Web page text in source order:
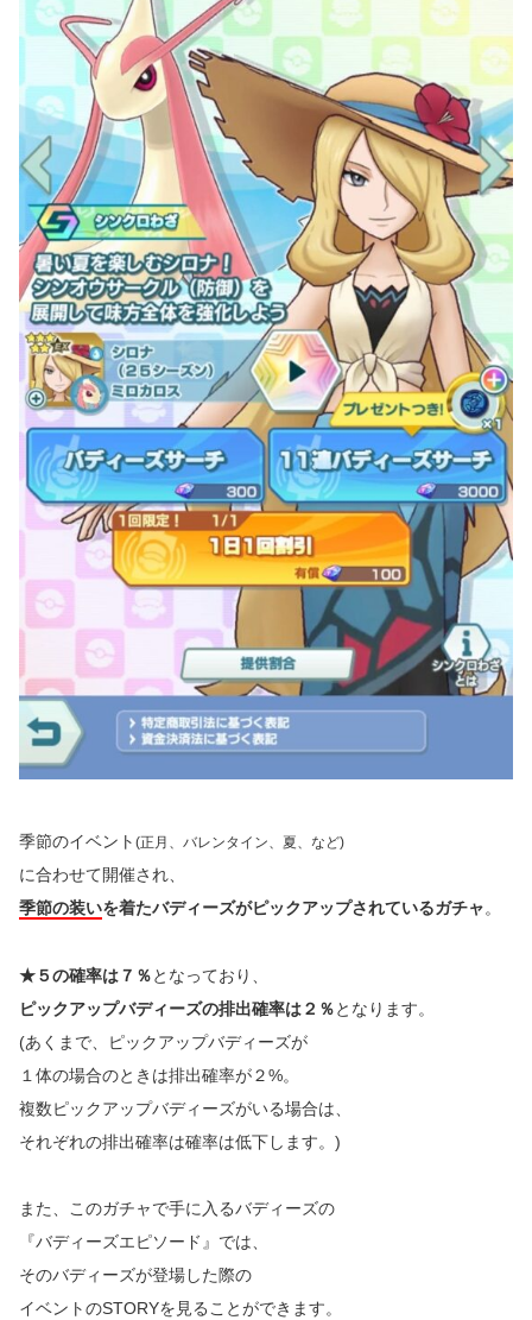
季節のイベント (正月、バレンタイン、夏、など)
に合わせて開催され、
季節の装いを着たバディーズがピックアップされているガチャ。
★５の確率は７％となっており、
ピックアップバディーズの排出確率は２％となります。
(あくまで、ピックアップバディーズが
１体の場合のときは排出確率が２%。
複数ピックアップバディーズがいる場合は、
それぞれの排出確率は確率は低下します。)
また、このガチャで手に入るバディーズの
『バディーズエピソード』では、
そのバディーズが登場した際の
イベントのSTORYを見ることができます。